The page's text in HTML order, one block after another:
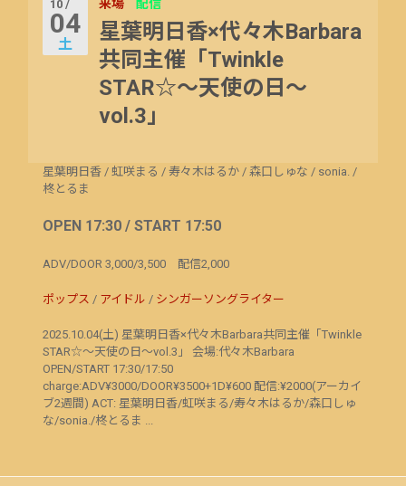
10 /
04
土
来場 配信
星葉明日香×代々木Barbara
共同主催「Twinkle
STAR☆～天使の日～
vol.3」
星葉明日香 / 虹咲まる / 寿々木はるか / 森口しゅな / sonia. /
柊とるま
OPEN 17:30 / START 17:50
ADV/DOOR 3,000/3,500 配信2,000
ポップス / アイドル / シンガーソングライター
2025.10.04(土) 星葉明日香×代々木Barbara共同主催「Twinkle
STAR☆～天使の日～vol.3」 会場:代々木Barbara
OPEN/START 17:30/17:50
charge:ADV¥3000/DOOR¥3500+1D¥600 配信:¥2000(アーカイ
ブ2週間) ACT: 星葉明日香/虹咲まる/寿々木はるか/森口しゅ
な/sonia./柊とるま ...